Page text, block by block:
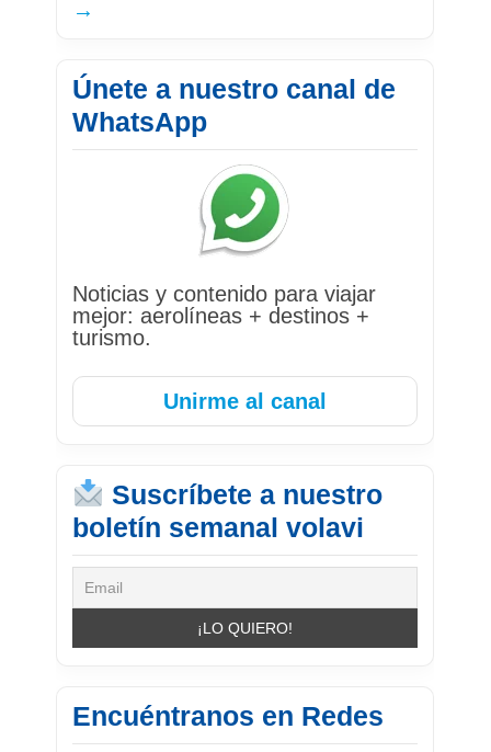
→
Únete a nuestro canal de
WhatsApp
Noticias y contenido para viajar
mejor: aerolíneas + destinos +
turismo.
Unirme al canal
Suscríbete a nuestro
boletín semanal volavi
Encuéntranos en Redes